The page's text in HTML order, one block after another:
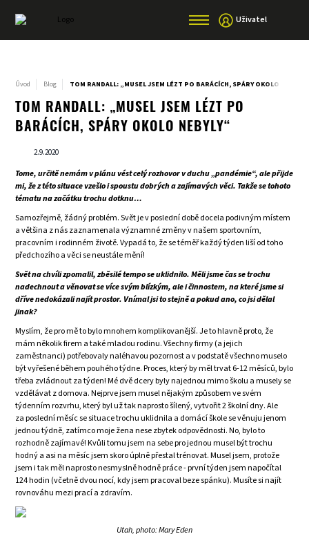
Uživatel
Úvod Blog TOM RANDALL: „MUSEL JSEM LÉZT PO BARÁCÍCH, SPÁRY OKOLO NEBYLY“
TOM RANDALL: „MUSEL JSEM LÉZT PO
BARÁCÍCH, SPÁRY OKOLO NEBYLY“
2.9.2020
Tome, určitě nemám v plánu vést celý rozhovor v duchu „pandémie“, ale přijde
mi, že z této situace vzešlo i spoustu dobrých a zajímavých věci. Takže se tohoto
tématu na začátku trochu dotknu…
Samozřejmě, žádný problém. Svět je v poslední době docela podivným místem
a většina z nás zaznamenala významné změny v našem sportovním,
pracovním i rodinném životě. Vypadá to, že se téměř každý týden liší od toho
předchozího a věci se neustále mění!
Svět na chvíli zpomalil, zběsilé tempo se uklidnilo. Měli jsme čas se trochu
nadechnout a věnovat se více svým blízkým, ale i činnostem, na které jsme si
dříve nedokázali najít prostor. Vnímal jsi to stejně a pokud ano, co jsi dělal
jinak?
Myslím, že pro mě to bylo mnohem komplikovanější. Je to hlavně proto, že
mám několik firem a také mladou rodinu. Všechny firmy (a jejich
zaměstnanci) potřebovaly naléhavou pozornost a v podstatě všechno muselo
být vyřešené během pouhého týdne. Proces, který by měl trvat 6-12 měsíců, bylo
třeba zvládnout za týden! Mé dvě dcery byly najednou mimo školu a musely se
vzdělávat z domova. Nejprve jsem musel nějakým způsobem ve svém
týdenním rozvrhu, který byl už tak naprosto šílený, vytvořit 2 školní dny. Ale
za poslední měsíc se situace trochu uklidnila a domácí škole se věnuju jenom
jednou týdně, zatímco moje žena nese zbytek odpovědnosti. No, bylo to
rozhodně zajímavé! Kvůli tomu jsem na sebe pro jednou musel být trochu
hodný a asi na měsíc jsem skoro úplně přestal trénovat. Musel jsem, protože
jsem i tak měl naprosto nesmyslně hodně práce - první týden jsem napočítal
124 hodin (včetně dvou nocí, kdy jsem pracoval beze spánku). Musíte si najít
rovnováhu mezi prací a zdravím.
Utah, photo: Mary Eden